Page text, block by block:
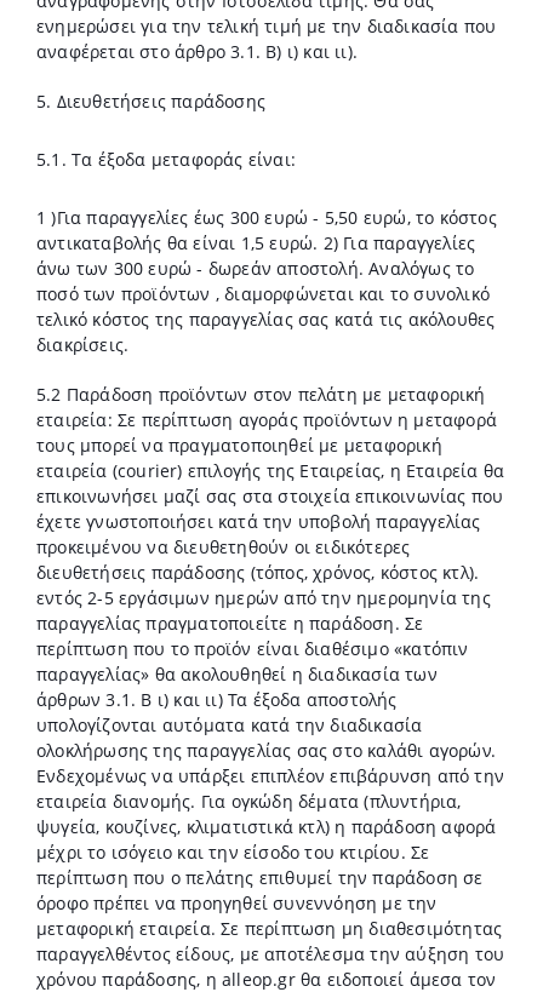
ενημερώσει για την τελική τιμή με την διαδικασία που
αναφέρεται στο άρθρο 3.1. Β) ι) και ιι).
5. Διευθετήσεις παράδοσης
5.1. Tα έξοδα μεταφοράς είναι:
1 )Για παραγγελίες έως 300 ευρώ - 5,50 ευρώ, το κόστος
αντικαταβολής θα είναι 1,5 ευρώ. 2) Για παραγγελίες
άνω των 300 ευρώ - δωρεάν αποστολή. Αναλόγως το
ποσό των προϊόντων , διαμορφώνεται και το συνολικό
τελικό κόστος της παραγγελίας σας κατά τις ακόλουθες
διακρίσεις.
5.2 Παράδοση προϊόντων στον πελάτη με μεταφορική
εταιρεία: Σε περίπτωση αγοράς προϊόντων η μεταφορά
τους μπορεί να πραγματοποιηθεί με μεταφορική
εταιρεία (courier) επιλογής της Εταιρείας, η Εταιρεία θα
επικοινωνήσει μαζί σας στα στοιχεία επικοινωνίας που
έχετε γνωστοποιήσει κατά την υποβολή παραγγελίας
προκειμένου να διευθετηθούν οι ειδικότερες
διευθετήσεις παράδοσης (τόπος, χρόνος, κόστος κτλ).
εντός 2-5 εργάσιμων ημερών από την ημερομηνία της
παραγγελίας πραγματοποιείτε η παράδοση. Σε
περίπτωση που το προϊόν είναι διαθέσιμο «κατόπιν
παραγγελίας» θα ακολουθηθεί η διαδικασία των
άρθρων 3.1. Β ι) και ιι) Τα έξοδα αποστολής
υπολογίζονται αυτόματα κατά την διαδικασία
ολοκλήρωσης της παραγγελίας σας στο καλάθι αγορών.
Ενδεχομένως να υπάρξει επιπλέον επιβάρυνση από την
εταιρεία διανομής. Για ογκώδη δέματα (πλυντήρια,
ψυγεία, κουζίνες, κλιματιστικά κτλ) η παράδοση αφορά
μέχρι το ισόγειο και την είσοδο του κτιρίου. Σε
περίπτωση που ο πελάτης επιθυμεί την παράδοση σε
όροφο πρέπει να προηγηθεί συνεννόηση με την
μεταφορική εταιρεία. Σε περίπτωση μη διαθεσιμότητας
παραγγελθέντος είδους, με αποτέλεσμα την αύξηση του
χρόνου παράδοσης, η alleop.gr θα ειδοποιεί άμεσα τον